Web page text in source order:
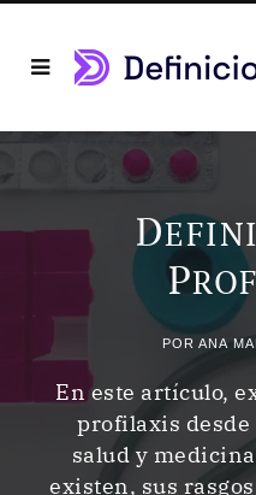
D
P
PORANA
En este artículo,
profilaxis desde
salud y
existen, sus